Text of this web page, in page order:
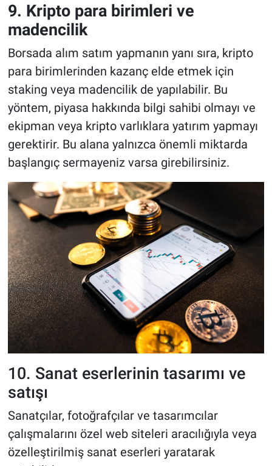
9. Kripto para birimleri ve
madencilik
Borsada alım satım yapmanın yanı sıra, kripto
para birimlerinden kazanç elde etmek için
staking veya madencilik de yapılabilir. Bu
yöntem, piyasa hakkında bilgi sahibi olmayı ve
ekipman veya kripto varlıklara yatırım yapmayı
gerektirir. Bu alana yalnızca önemli miktarda
başlangıç sermayeniz varsa girebilirsiniz.
10. Sanat eserlerinin tasarımı ve
satışı
Sanatçılar, fotoğrafçılar ve tasarımcılar
çalışmalarını özel web siteleri aracılığıyla veya
özelleştirilmiş sanat eserleri yaratarak